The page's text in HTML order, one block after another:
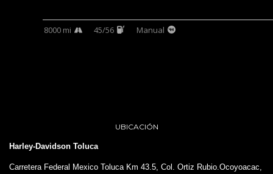
8000 mi 45/56 Manual
UBICACIÓN
Harley-Davidson Toluca
Carretera Federal Mexico Toluca Km 43.5, Col. Ortiz Rubio.Ocoyoacac,